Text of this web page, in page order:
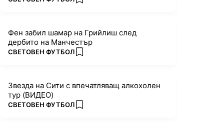
add favorites
Фен забил шамар на Грийлиш след
дербито на Манчестър
ПОВЕЧЕ ОТ
СВЕТОВЕН ФУТБОЛ add favorites
Звезда на Сити с впечатляващ алкохолен
тур (ВИДЕО)
ПОВЕЧЕ ОТ
СВЕТОВЕН ФУТБОЛ add favorites